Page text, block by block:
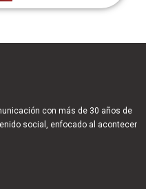
con más de 30 años de
social, enfocado al acontecer